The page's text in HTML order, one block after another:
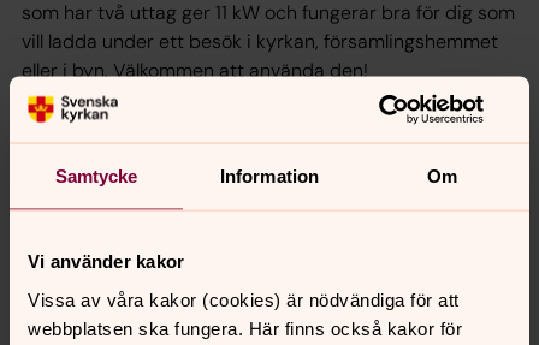
Samtycke Information Om
Vi använder kakor
Vissa av våra kakor (cookies) är nödvändiga för att
webbplatsen ska fungera. Här finns också kakor för
som har två uttag ger 11 kW och fungerar bra för dig som
vill ladda under ett besök i kyrkan, församlingshemmet
eller i byn. Välkommen att använda den!
Synpunkter eller frågor på sidans
innehåll?
sorsele.forsamling@svenskakyrkan.se
Dela